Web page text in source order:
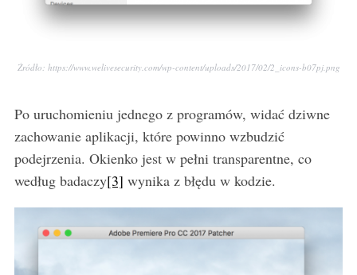
Źródło: https://www.welivesecurity.com/wp-content/uploads/2017/02/2_icons-b07pj.png
Po uruchomieniu jednego z programów, widać dziwne
zachowanie aplikacji, które powinno wzbudzić
podejrzenia. Okienko jest w pełni transparentne, co
według badaczy[3] wynika z błędu w kodzie.